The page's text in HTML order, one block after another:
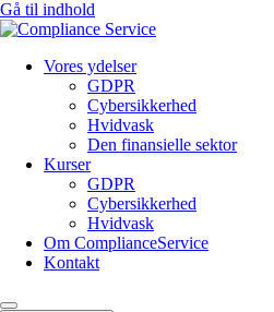
Gå til indhold
Vores ydelser
GDPR
Cybersikkerhed
Hvidvask
Den finansielle sektor
Kurser
GDPR
Cybersikkerhed
Hvidvask
Om ComplianceService
Kontakt